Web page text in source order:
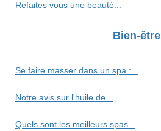
Refaites vous une beauté...
Bien-être
Se faire masser dans un spa :...
Notre avis sur l'huile de...
Quels sont les meilleurs spas...